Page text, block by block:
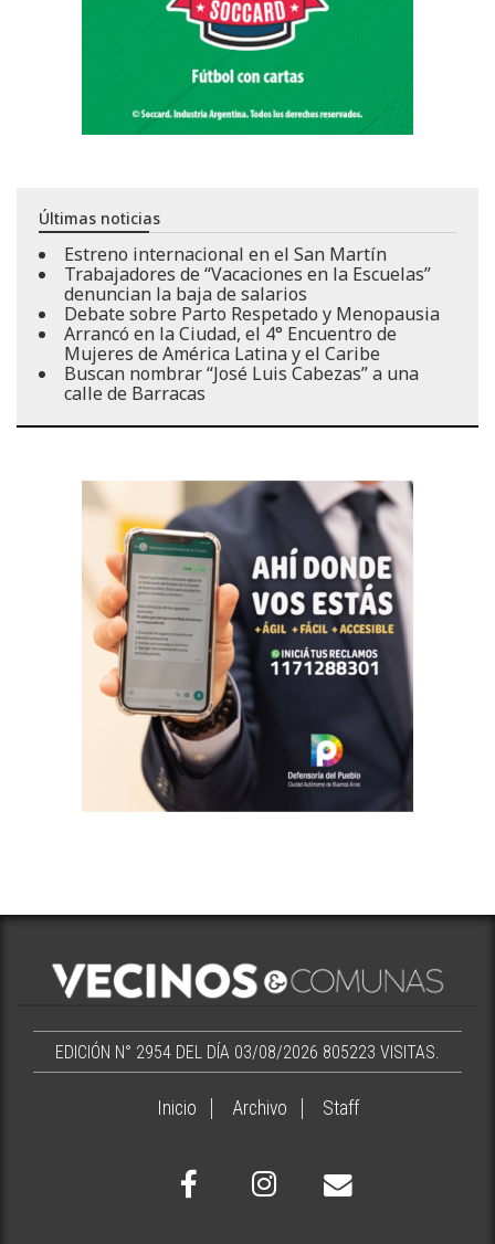
Últimas noticias
Estreno internacional en el San Martín
Trabajadores de “Vacaciones en la Escuelas”
denuncian la baja de salarios
Debate sobre Parto Respetado y Menopausia
Arrancó en la Ciudad, el 4° Encuentro de
Mujeres de América Latina y el Caribe
Buscan nombrar “José Luis Cabezas” a una
calle de Barracas
EDICIÓN N° 2954 DEL DÍA 03/08/2026 805223 VISITAS.
Inicio Archivo Staff